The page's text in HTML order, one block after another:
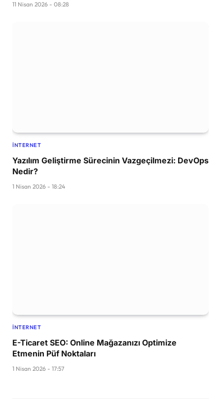
11 Nisan 2026 - 08:28
İNTERNET
Yazılım Geliştirme Sürecinin Vazgeçilmezi: DevOps
Nedir?
1 Nisan 2026 - 18:24
İNTERNET
E-Ticaret SEO: Online Mağazanızı Optimize
Etmenin Püf Noktaları
1 Nisan 2026 - 17:57